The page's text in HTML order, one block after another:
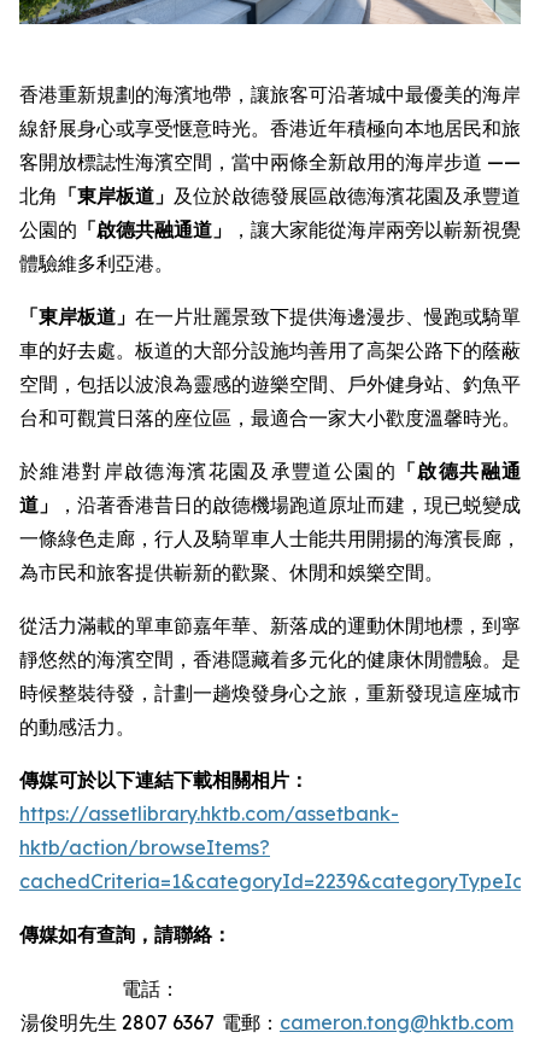
香港重新規劃的海濱地帶，讓旅客可沿著城中最優美的海岸
線舒展身心或享受惬意時光。香港近年積極向本地居民和旅
客開放標誌性海濱空間，當中兩條全新啟用的海岸步道 ——
北角 「東岸板道」 及位於啟德發展區啟德海濱花園及承豐道
公園的 「啟德共融通道 」
，讓大家能從海岸兩旁以嶄新視覺
體驗維多利亞港。
「東岸板道」 在一片壯麗景致下提供海邊漫步、慢跑或騎單
車的好去處。板道的大部分設施均善用了高架公路下的蔭蔽
空間，包括以波浪為靈感的遊樂空間、戶外健身站、釣魚平
台和可觀賞日落的座位區，最適合一家大小歡度溫馨時光。
於維港對岸啟德海濱花園及承豐道公園的 「啟德共融通
道 」
，沿著香港昔日的啟德機場跑道原址而建，現已蜕變成
一條綠色走廊，行人及騎單車人士能共用開揚的海濱長廊，
為市民和旅客提供嶄新的歡聚、休閒和娛樂空間。
從活力滿載的單車節嘉年華、新落成的運動休閒地標，到寧
靜悠然的海濱空間，香港隱藏着多元化的健康休閒體驗。是
時候整裝待發，計劃一趟煥發身心之旅，重新發現這座城市
的動感活力。
傳媒可於以下連結下載相關相片：
https://assetlibrary.hktb.com/assetbank-
hktb/action/browseItems?
傳媒如有查詢，請聯絡：
湯俊明先生
電話：
2807 6367 電郵： cameron.tong@hktb.com